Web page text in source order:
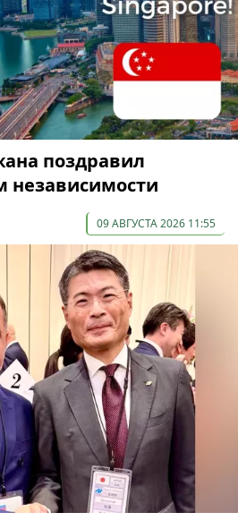
поздравил
независимости
09 АВГУСТА 2026 11:55